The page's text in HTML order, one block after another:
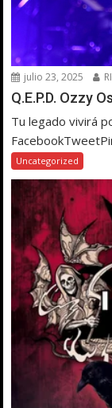
julio 23, 2025
Q.E.P.D. Ozzy
Tu legado vivirá
Uncategorized